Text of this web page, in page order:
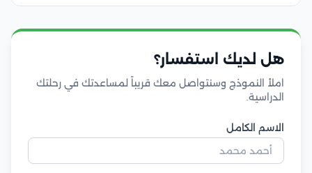
هل لديك استفسار؟
املأ النموذج وسنتواصل معك قريباً لمساعدتك في رحلتك
الدراسية.
الاسم الكامل